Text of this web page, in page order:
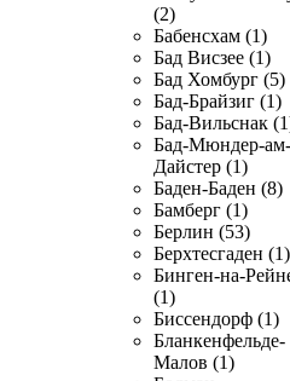
(2)
Бабенсхам (1)
Бад Висзее (1)
Бад Хомбург (5)
Бад-Брайзиг (1)
Бад-Вильснак
Бад-Мюндер-ам-
Дайстер (1)
Баден-Баден (8)
Бамберг (1)
Берлин (53)
Берхтесгаден (1)
Бинген-на-
(1)
Биссендорф (1)
Бланкенфельде-
Малов (1)